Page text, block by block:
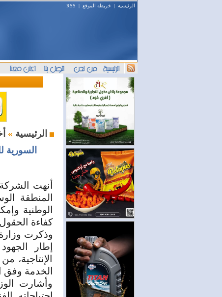
الرئيسية | خريطة الموقع |
RSS
الرئيسية »
‏المنطقة
الوطنية
كفاءة
وذكرت وزارة
إطار
الإنتاجية،
الخدمة وفق
وأشارت